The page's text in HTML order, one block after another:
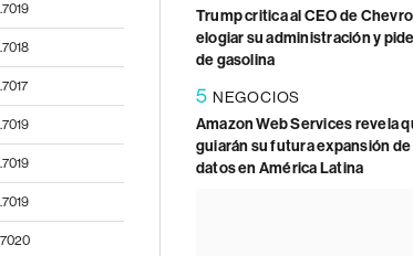
Trump critica al CEO de
elogiar su administración y
de gasolina
5 NEGOCIOS
Amazon Web Services revela
guiarán su futura expansión
datos en América Latina